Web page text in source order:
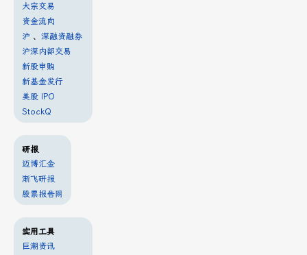
大宗交易
资金流向
沪 、 深融资融券
沪深内部交易
新股申购
新基金发行
美股 IPO
StockQ
研报
迈博汇金
渐飞研报
股票报告网
实用工具
巨潮资讯